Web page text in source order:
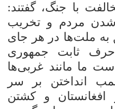
با جنگ، گفتند:
شدن مردم و تخریب
ملت‌ها در هر جای
حرف ثابت جمهوری
ما مانند غربی‌ها
انداختن بر سر
و کشتن